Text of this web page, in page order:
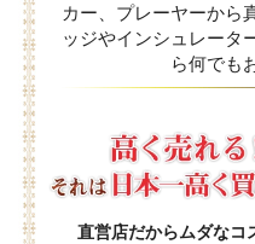
カー、プレーヤーから
ッジやインシュレータ
ら何でも
直営店だからムダなコ